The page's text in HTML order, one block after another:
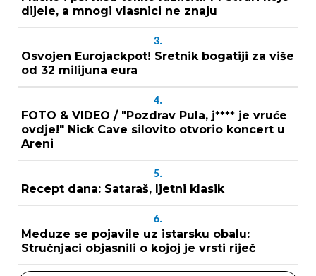
dijele, a mnogi vlasnici ne znaju
3.
Osvojen Eurojackpot! Sretnik bogatiji za više
od 32 milijuna eura
4.
FOTO & VIDEO / "Pozdrav Pula, j**** je vruće
ovdje!" Nick Cave silovito otvorio koncert u
Areni
5.
Recept dana: Sataraš, ljetni klasik
6.
Meduze se pojavile uz istarsku obalu:
Stručnjaci objasnili o kojoj je vrsti riječ